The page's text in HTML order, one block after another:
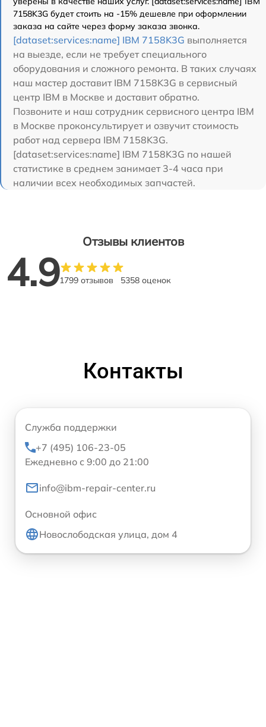
7158K3G будет стоить на -15% дешевле при оформлении
заказа на сайте через форму заказа звонка.
[dataset:services:name] IBM 7158K3G выполняется
на выезде, если не требует специального
оборудования и сложного ремонта. В таких случаях
наш мастер доставит IBM 7158K3G в сервисный
центр IBM в Москве и доставит обратно.
Позвоните и наш сотрудник сервисного центра IBM
в Москве проконсультирует и озвучит стоимость
работ над сервера IBM 7158K3G.
[dataset:services:name] IBM 7158K3G по нашей
статистике в среднем занимает 3-4 часа при
наличии всех необходимых запчастей.
Отзывы клиентов
4.91799 отзывов 5358 оценок
Контакты
Служба поддержки
+7 (495) 106-23-05
Ежедневно с 9:00 до 21:00
info@ibm-repair-center.ru
Основной офис
Новослободская улица, дом 4